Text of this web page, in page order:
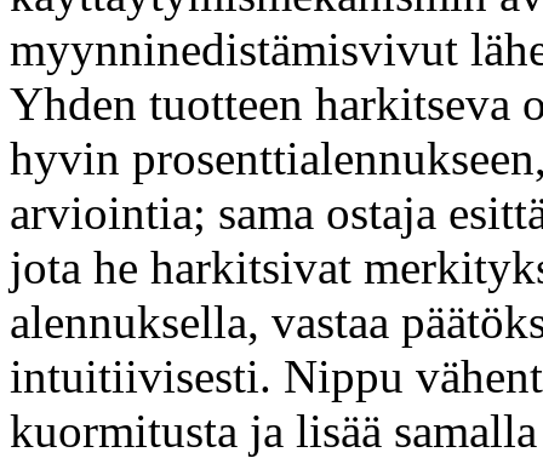
myynninedistämisvivut
Yhden tuotteen harkitseva
hyvin
arviointia; sama ostaja
jota he harkitsivat
alennuksella, vastaa
intuitiivisesti. Nippu
kuormitusta ja lisää